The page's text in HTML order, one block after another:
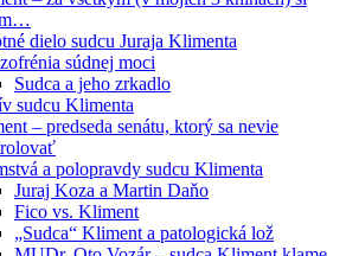
dielo sudcu Juraja Klimenta
súdnej moci
Sudca a jeho zrkadlo
sudcu Klimenta
– predseda senátu, ktorý sa nevie
a polopravdy sudcu Klimenta
Juraj Koza a Martin Daňo
Fico vs. Kliment
„Sudca“ Kliment a patologická lož